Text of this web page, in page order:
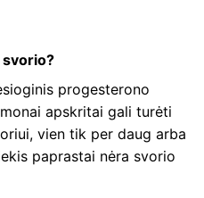
progesterono
apskritai gali turėti
vien tik per daug arba
paprastai nėra svorio